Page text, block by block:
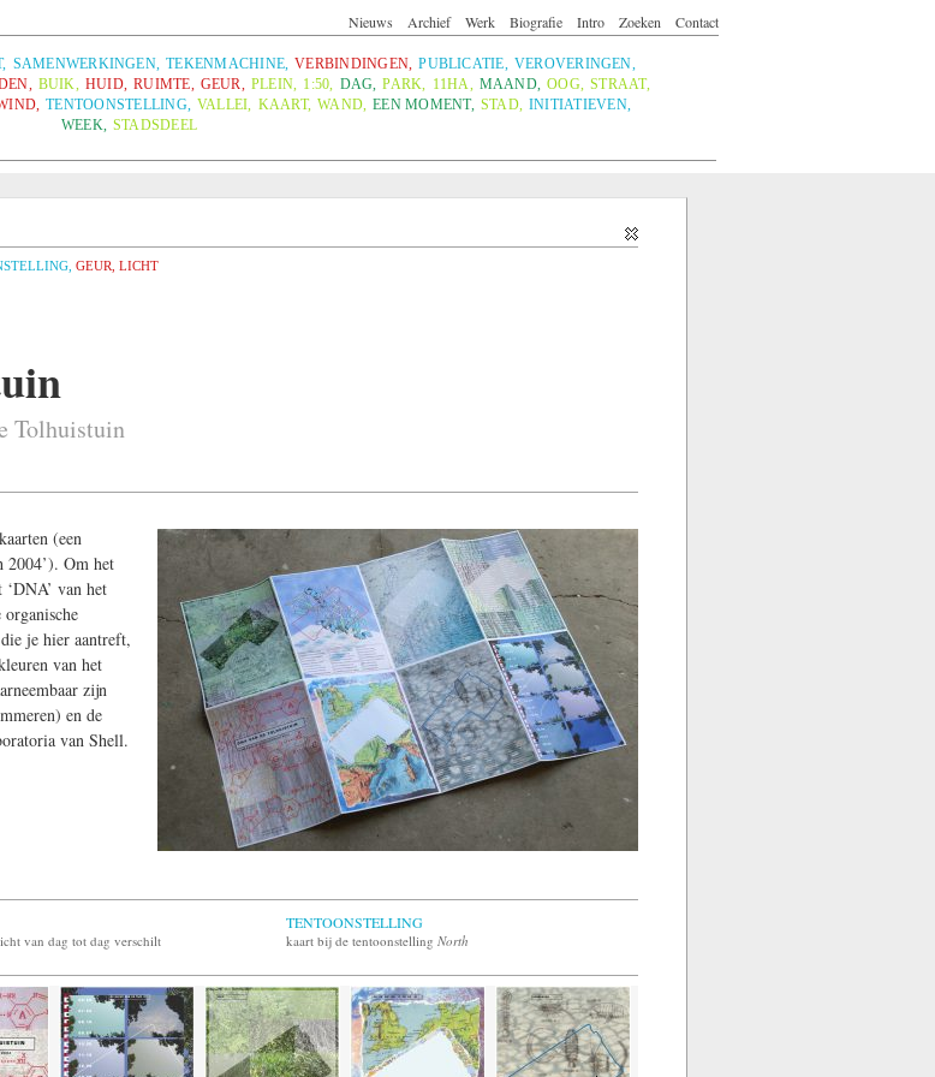
Contact
Zoeken
Intro
Biografie
Werk
Archief
Nieuws
, SAMENWERKINGEN, TEKENMACHINE, VERBINDINGEN, PUBLICATIE, VEROVERINGEN,
, BUIK, HUID, RUIMTE, GEUR, PLEIN, 1:50, DAG, PARK, 11HA, MAAND, OOG, STRAAT,
, TENTOONSTELLING, VALLEI, KAART, WAND, EEN MOMENT, STAD, INITIATIEVEN,
WEEK, STADSDEEL
GEUR LICHT
Tolhuistuin
(een
2004’). Om het
van het
je hier aantreft,
van het
zijn
en de
van Shell.
van dag tot dag verschilt
TENTOONSTELLING
kaart bij de tentoonstelling North